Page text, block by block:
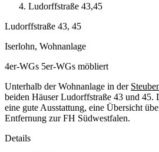
Ludorffstraße 43,45
Ludorffstraße 43, 45
Iserlohn, Wohnanlage
4er-WGs 5er-WGs möbliert
Unterhalb der Wohnanlage in der
beiden Häuser Ludorffstraße 43 und 45.
eine gute Ausstattung, eine Übersicht
Entfernung zur FH Südwestfalen.
Details